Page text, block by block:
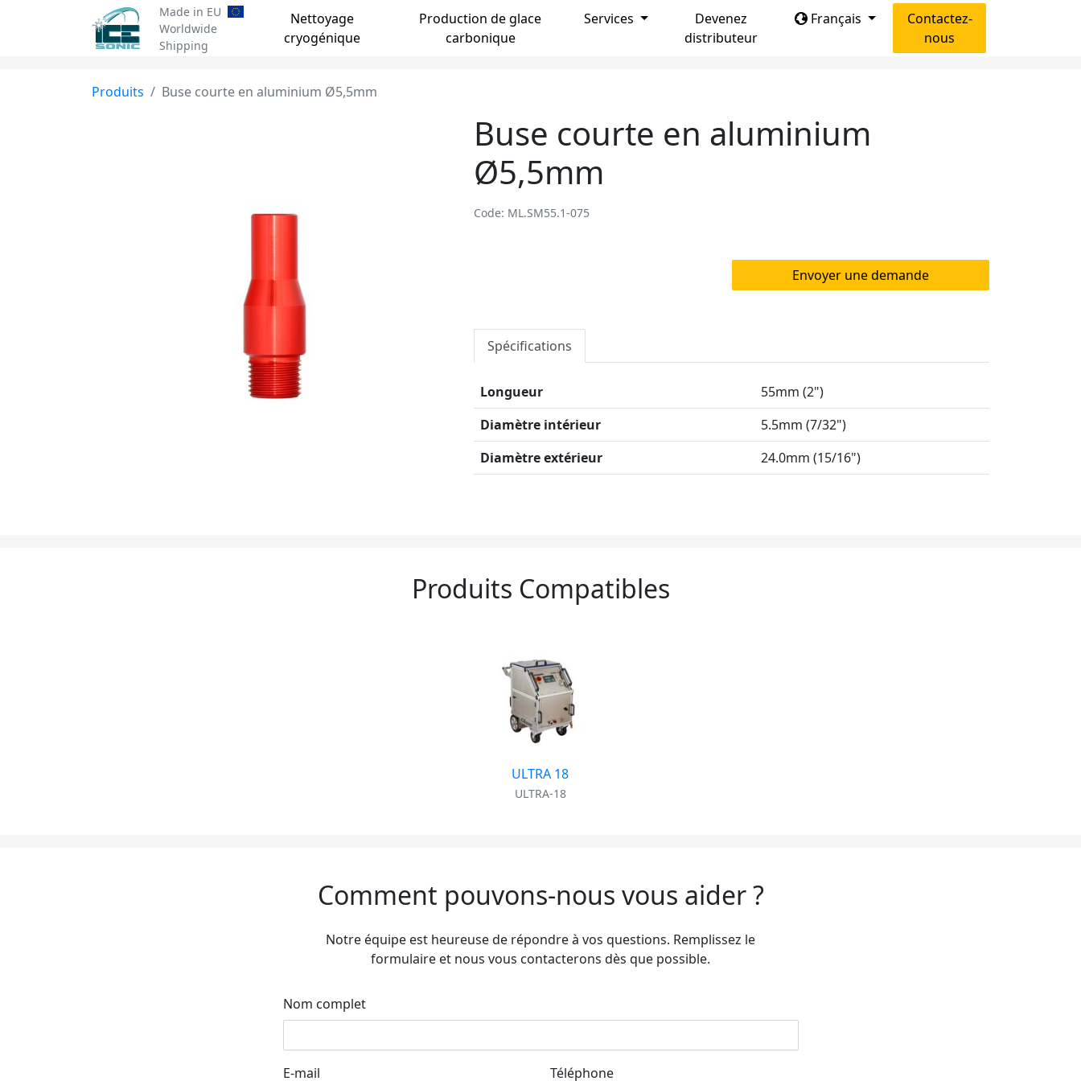
Made in EU
Worldwide
Shipping
Nettoyage
cryogénique
Production de glace
carbonique
Services
Devenez
distributeur
Français
Contactez-
nous
Produits Buse courte en aluminium Ø5,5mm
Buse courte en aluminium
Ø5,5mm
Code: ML.SM55.1-075
Envoyer une demande
Spécifications
Longueur
55mm (2")
Diamètre intérieur
5.5mm (7/32")
Diamètre extérieur
24.0mm (15/16")
Produits Compatibles
ULTRA 18
ULTRA-18
Comment pouvons-nous vous aider ?
Notre équipe est heureuse de répondre à vos questions. Remplissez le
formulaire et nous vous contacterons dès que possible.
Nom complet
E-mail Téléphone